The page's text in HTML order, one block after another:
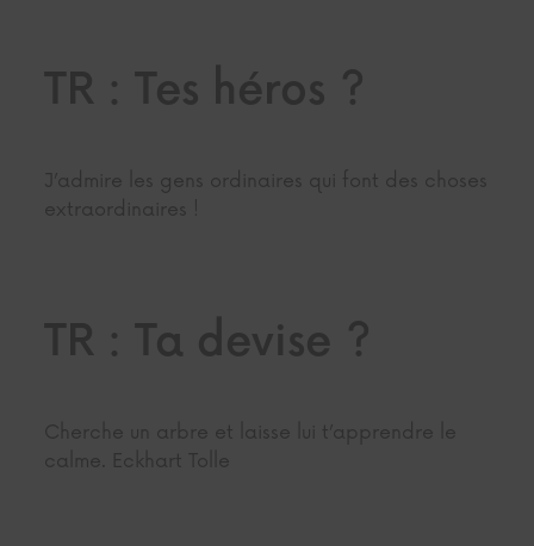
TR : Tes héros ?
J’admire les gens ordinaires qui font des choses
extraordinaires !
TR : Ta devise ?
Cherche un arbre et laisse lui t’apprendre le
calme. Eckhart Tolle